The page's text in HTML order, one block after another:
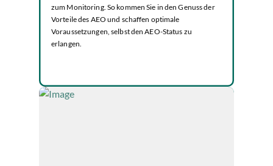
zum Monitoring. So kommen Sie in den Genuss der
Vorteile des AEO und schaffen optimale
Voraussetzungen, selbst den AEO-Status zu
erlangen.